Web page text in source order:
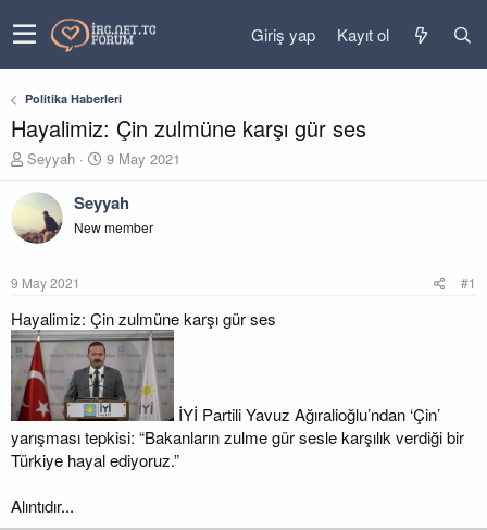
Giriş yap Kayıt ol
Politika Haberleri
Hayalimiz: Çin zulmüne karşı gür ses
K
n
y
b
a
ş
l
a
t
a
n
Seyyah
B
ş
l
a
ç
t
a
r
i
h
i
9 May 2021
Seyyah
New member
9 May 2021 #1
Hayalimiz: Çin zulmüne karşı gür ses
İYİ Partili Yavuz Ağıralioğlu’ndan ‘Çin’
yarışması tepkisi: “Bakanların zulme gür sesle karşılık verdiği bir
Türkiye hayal ediyoruz.”
Alıntıdır...